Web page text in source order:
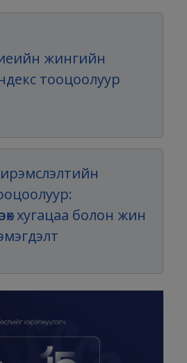
жингийн
тооцоолуур
хугацаа болон жин